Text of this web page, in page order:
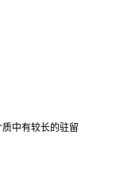
中有较长的驻留